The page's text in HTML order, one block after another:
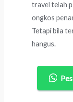
travel telah
ongkos
Tetapi bila
hangus.